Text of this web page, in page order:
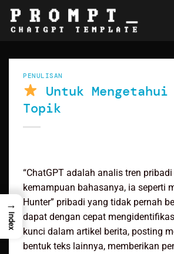
Skip
content
PENULISAN
Untuk
Topik
“ChatGPT adalah analis tren
kemampuan bahasanya, ia seperti
Hunter” pribadi yang tidak pernah
dapat dengan cepat
kunci dalam artikel berita, posting
bentuk teks lainnya, memberikan
→
Index